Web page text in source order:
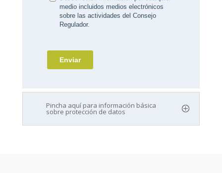
Pincha aquí para información básica
sobre protección de datos